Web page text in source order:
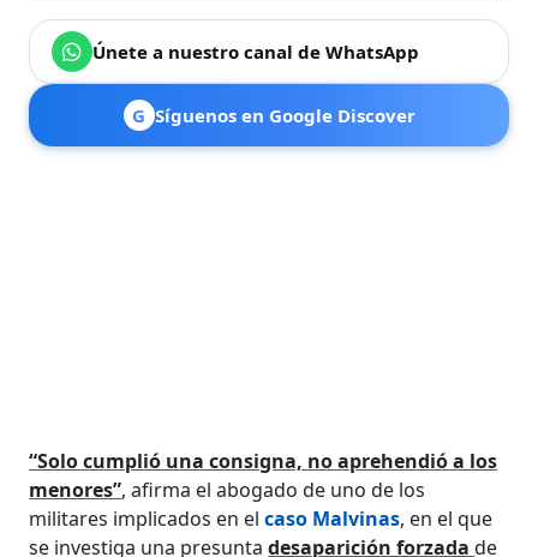
Únete a nuestro canal de WhatsApp
G Síguenos en Google Discover
“Solo cumplió una consigna, no aprehendió a los
menores”, afirma el abogado de uno de los
militares implicados en elcaso Malvinas, en el que
se investiga una presuntadesaparición forzadade